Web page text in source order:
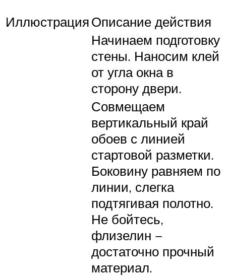
ИллюстрацияОписание действия
Начинаем подготовку
стены. Наносим клей
от угла окна в
сторону двери.
Совмещаем
вертикальный край
обоев с линией
стартовой разметки.
Боковину равняем по
линии, слегка
подтягивая полотно.
Не бойтесь,
флизелин −
достаточно прочный
материал.